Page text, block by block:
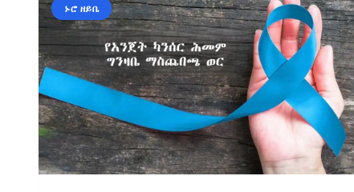
ኑሮ ዘይቤ